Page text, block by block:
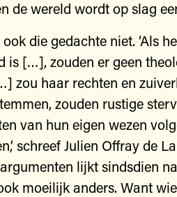
de wereld wordt op slag
die gedachte niet. ‘Als
is […], zouden er geen
zou haar rechten en
zouden rustige
van hun eigen wezen
schreef Julien Offray de
lijkt sindsdien
moeilijk anders. Want